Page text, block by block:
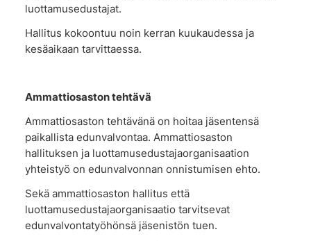
luottamusedustajat.
Hallitus kokoontuu noin kerran kuukaudessa ja
kesäaikaan tarvittaessa.
Ammattiosaston tehtävä
Ammattiosaston tehtävänä on hoitaa jäsentensä
paikallista edunvalvontaa. Ammattiosaston
hallituksen ja luottamusedustajaorganisaation
yhteistyö on edunvalvonnan onnistumisen ehto.
Sekä ammattiosaston hallitus että
luottamusedustajaorganisaatio tarvitsevat
edunvalvontatyöhönsä jäsenistön tuen.